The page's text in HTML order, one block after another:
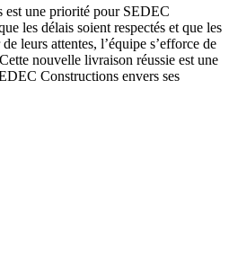
est une priorité pour SEDEC
les délais soient respectés et que les
leurs attentes, l’équipe s’efforce de
nouvelle livraison réussie est une
Constructions envers ses